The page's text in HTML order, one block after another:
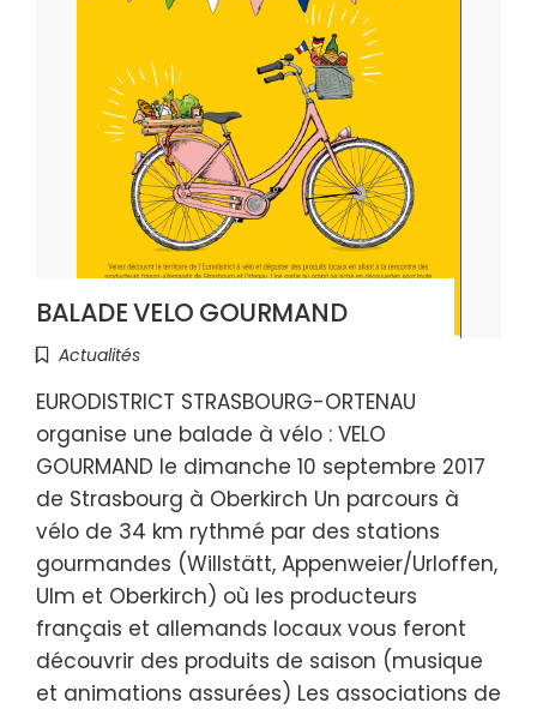
BALADE VELO GOURMAND
Actualités
EURODISTRICT STRASBOURG-ORTENAU
organise une balade à vélo : VELO
GOURMAND le dimanche 10 septembre 2017
de Strasbourg à Oberkirch Un parcours à
vélo de 34 km rythmé par des stations
gourmandes (Willstätt, Appenweier/Urloffen,
Ulm et Oberkirch) où les producteurs
français et allemands locaux vous feront
découvrir des produits de saison (musique
et animations assurées) Les associations de